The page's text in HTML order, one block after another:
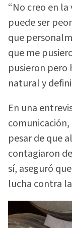
“No creo en
puede ser
que
que me
pusieron pero
natural y
En una
pesar de que
contagiaron
sí, aseguró
lucha contra